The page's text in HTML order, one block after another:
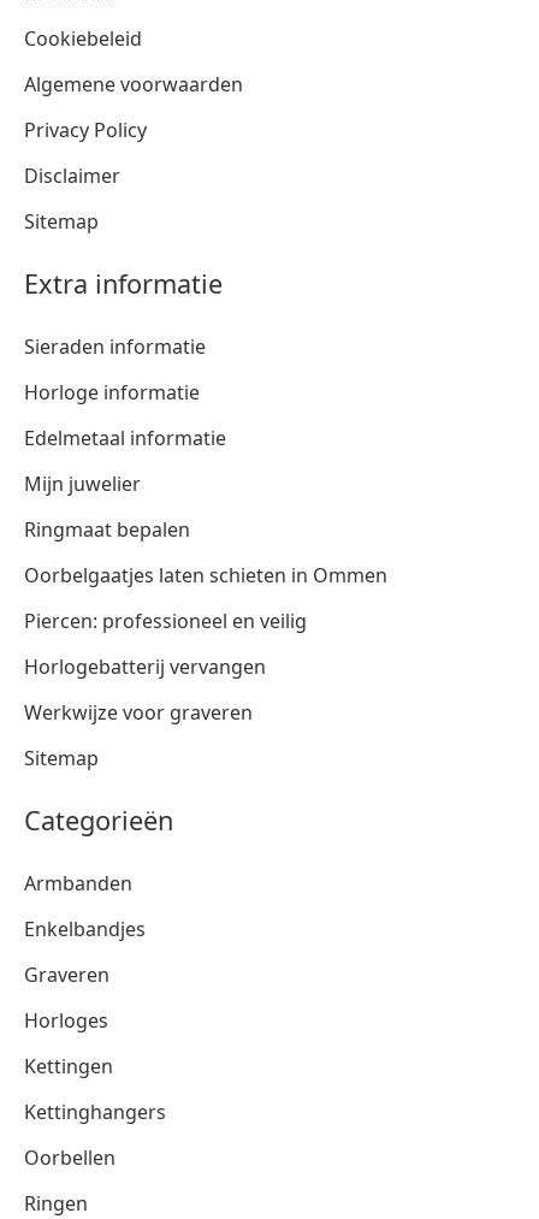
Cookiebeleid
Algemene voorwaarden
Privacy Policy
Disclaimer
Sitemap
Extra informatie
Sieraden informatie
Horloge informatie
Edelmetaal informatie
Mijn juwelier
Ringmaat bepalen
Oorbelgaatjes laten schieten in Ommen
Piercen: professioneel en veilig
Horlogebatterij vervangen
Werkwijze voor graveren
Sitemap
Categorieën
Armbanden
Enkelbandjes
Graveren
Horloges
Kettingen
Kettinghangers
Oorbellen
Ringen